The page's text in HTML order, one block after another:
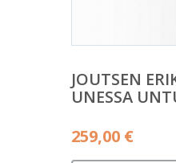
JOUTSEN
UNESSA
259,00 €